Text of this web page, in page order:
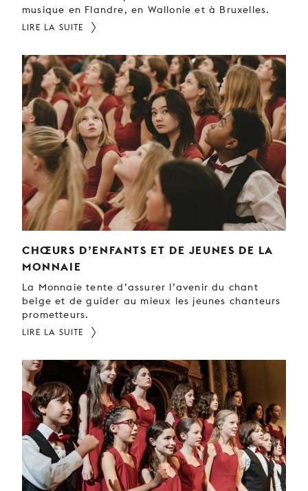
musique en Flandre, en Wallonie et à Bruxelles.
LIRE LA SUITE
CHŒURS D’ENFANTS ET DE JEUNES DE LA
MONNAIE
La Monnaie tente d’assurer l’avenir du chant
belge et de guider au mieux les jeunes chanteurs
prometteurs.
LIRE LA SUITE